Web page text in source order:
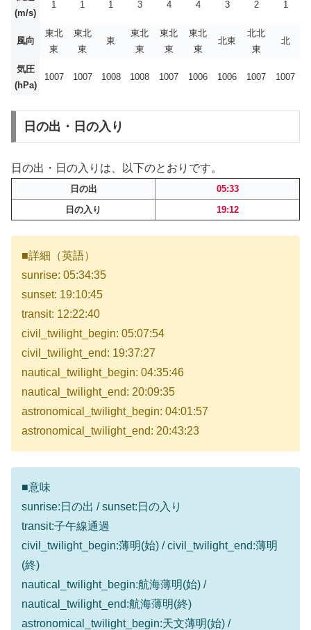
(m/s)
1 1 1 3 4 4 3 2 1
風向
東北
東
東北
東
東
東北
東
東北
東
東北
東
北東
北北
東
北
気圧
(hPa)
1007 1007 1008 1008 1007 1006 1006 1007 1007
日の出・日の入り
日の出・日の入りは、以下のとおりです。
日の出
05:33
日の入り
19:12
■詳細（英語）
sunrise: 05:34:35
sunset: 19:10:45
transit: 12:22:40
civil_twilight_begin: 05:07:54
civil_twilight_end: 19:37:27
nautical_twilight_begin: 04:35:46
nautical_twilight_end: 20:09:35
astronomical_twilight_begin: 04:01:57
astronomical_twilight_end: 20:43:23
■意味
sunrise:日の出 / sunset:日の入り
transit:子午線通過
civil_twilight_begin:薄明(始) / civil_twilight_end:薄明
(終)
nautical_twilight_begin:航海薄明(始) /
nautical_twilight_end:航海薄明(終)
astronomical_twilight_begin:天文薄明(始) /